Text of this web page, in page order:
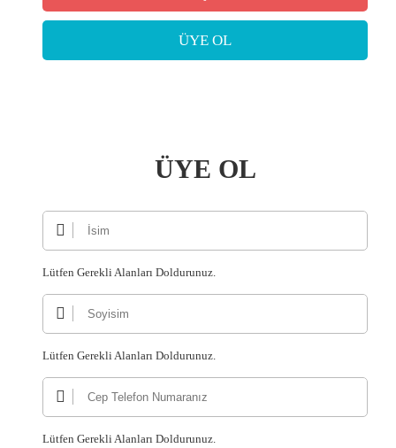
ÜYE OL
ÜYE OL
Lütfen Gerekli Alanları Doldurunuz.
Lütfen Gerekli Alanları Doldurunuz.
Lütfen Gerekli Alanları Doldurunuz.